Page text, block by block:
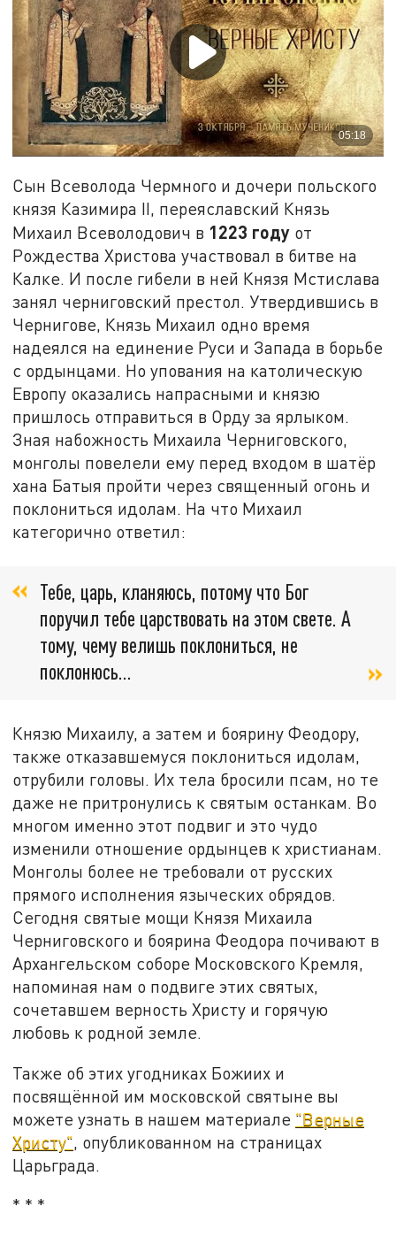
Сын Всеволода Чермного и дочери польского
князя Казимира II, переяславский Князь
Михаил Всеволодович в 1223 году от
Рождества Христова участвовал в битве на
Калке. И после гибели в ней Князя Мстислава
занял черниговский престол. Утвердившись в
Чернигове, Князь Михаил одно время
надеялся на единение Руси и Запада в борьбе
с ордынцами. Но упования на католическую
Европу оказались напрасными и князю
пришлось отправиться в Орду за ярлыком.
Зная набожность Михаила Черниговского,
монголы повелели ему перед входом в шатёр
хана Батыя пройти через священный огонь и
поклониться идолам. На что Михаил
категорично ответил:
Тебе, царь, кланяюсь, потому что Бог
поручил тебе царствовать на этом свете. А
тому, чему велишь поклониться, не
поклонюсь...
Князю Михаилу, а затем и боярину Феодору,
также отказавшемуся поклониться идолам,
отрубили головы. Их тела бросили псам, но те
даже не притронулись к святым останкам. Во
многом именно этот подвиг и это чудо
изменили отношение ордынцев к христианам.
Монголы более не требовали от русских
прямого исполнения языческих обрядов.
Сегодня святые мощи Князя Михаила
Черниговского и боярина Феодора почивают в
Архангельском соборе Московского Кремля,
напоминая нам о подвиге этих святых,
сочетавшем верность Христу и горячую
любовь к родной земле.
Также об этих угодниках Божиих и
посвящённой им московской святыне вы
можете узнать в нашем материале "Верные
Христу" , опубликованном на страницах
Царьграда.
* * *